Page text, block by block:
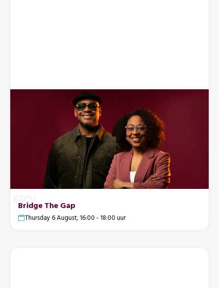
Bridge The Gap
Thursday 6 August, 16:00 - 18:00 uur